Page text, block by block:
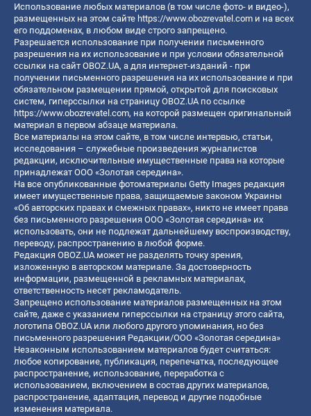
Использование любых материалов (в том числе фото- и видео-),
размещенных на этом сайте https://www.obozrevatel.com и на всех
его поддоменах, в любом виде строго запрещено.
Разрешается использование при получении письменного
разрешения на их использование и при условии обязательной
ссылки на сайт OBOZ.UA, а для интернет-изданий - при
получении письменного разрешения на их использование и при
обязательном размещении прямой, открытой для поисковых
систем, гиперссылки на страницу OBOZ.UA по ссылке
https://www.obozrevatel.com, на которой размещен оригинальный
материал в первом абзаце материала.
Все материалы на этом сайте, в том числе интервью, статьи,
исследования – служебные произведения журналистов
редакции, исключительные имущественные права на которые
принадлежат ООО «Золотая середина».
На все опубликованные фотоматериалы Getty Images редакция
имеет имущественные права, защищаемые законом Украины
«Об авторских правах и смежных правах», никто не имеет права
без письменного разрешения ООО «Золотая середина» их
использовать, они не подлежат дальнейшему воспроизводству,
переводу, распространению в любой форме.
Редакция OBOZ.UA может не разделять точку зрения,
изложенную в авторском материале. За достоверность
информации, размещенной в рекламных материалах,
ответственность несет рекламодатель.
Запрещено использование материалов размещенных на этом
сайте, даже с указанием гиперссылки на страницу этого сайта,
логотипа OBOZ.UA или любого другого упоминания, но без
письменного разрешения Редакции/ООО «Золотая середина»
Незаконным использованием материалов будет считаться:
любое копирование, публикация, перепечатка, последующее
распространение, использование, переработка с
использованием, включением в состав других материалов,
распространение, адаптация, перевод и другие подобные
изменения материала.